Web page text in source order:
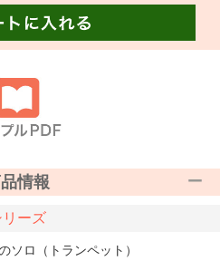
情報
リーズ
ソロ（トランペット）